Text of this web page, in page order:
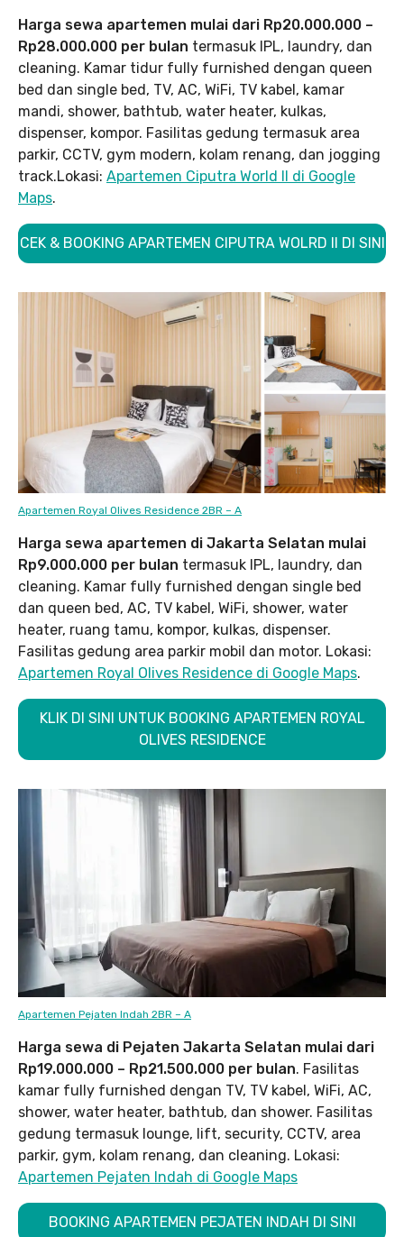
Harga sewa apartemen mulai dari Rp20.000.000 –
Rp28.000.000 per bulan termasuk IPL, laundry, dan
cleaning. Kamar tidur fully furnished dengan queen
bed dan single bed, TV, AC, WiFi, TV kabel, kamar
mandi, shower, bathtub, water heater, kulkas,
dispenser, kompor. Fasilitas gedung termasuk area
parkir, CCTV, gym modern, kolam renang, dan jogging
track.Lokasi: Apartemen Ciputra World II di Google
Maps.
CEK & BOOKING APARTEMEN CIPUTRA WOLRD II DI SINI
Apartemen Royal Olives Residence 2BR – A
Harga sewa apartemen di Jakarta Selatan mulai
Rp9.000.000 per bulan termasuk IPL, laundry, dan
cleaning. Kamar fully furnished dengan single bed
dan queen bed, AC, TV kabel, WiFi, shower, water
heater, ruang tamu, kompor, kulkas, dispenser.
Fasilitas gedung area parkir mobil dan motor. Lokasi:
Apartemen Royal Olives Residence di Google Maps.
KLIK DI SINI UNTUK BOOKING APARTEMEN ROYAL
OLIVES RESIDENCE
Apartemen Pejaten Indah 2BR – A
Harga sewa di Pejaten Jakarta Selatan mulai dari
Rp19.000.000 – Rp21.500.000 per bulan. Fasilitas
kamar fully furnished dengan TV, TV kabel, WiFi, AC,
shower, water heater, bathtub, dan shower. Fasilitas
gedung termasuk lounge, lift, security, CCTV, area
parkir, gym, kolam renang, dan cleaning. Lokasi:
Apartemen Pejaten Indah di Google Maps
BOOKING APARTEMEN PEJATEN INDAH DI SINI